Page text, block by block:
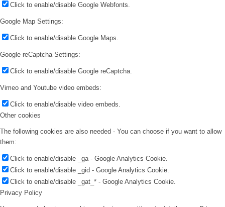
Click to enable/disable Google Webfonts.
Google Map Settings:
Click to enable/disable Google Maps.
Google reCaptcha Settings:
Click to enable/disable Google reCaptcha.
Vimeo and Youtube video embeds:
Click to enable/disable video embeds.
Other cookies
The following cookies are also needed - You can choose if you want to allow
them:
Click to enable/disable _ga - Google Analytics Cookie.
Click to enable/disable _gid - Google Analytics Cookie.
Click to enable/disable _gat_* - Google Analytics Cookie.
Privacy Policy